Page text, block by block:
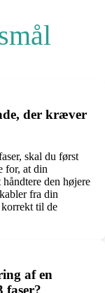
der kræver
skal du først
for, at din
den højere
fra din
til de
af en
faser?